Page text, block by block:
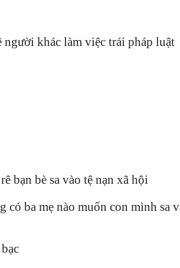
khác làm việc trái pháp luật
bạn bè sa vào tệ nạn xã hội
ba mẹ nào muốn con mình sa